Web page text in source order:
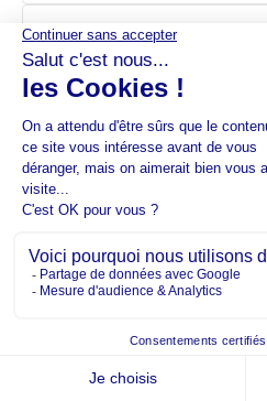
Comment
pipeline
Comment
commercial ?
informations
l’efficacité de
commercial et
Lire la suite
Quel CRM
entreprises
tirer
utilisant un
Lire la suite